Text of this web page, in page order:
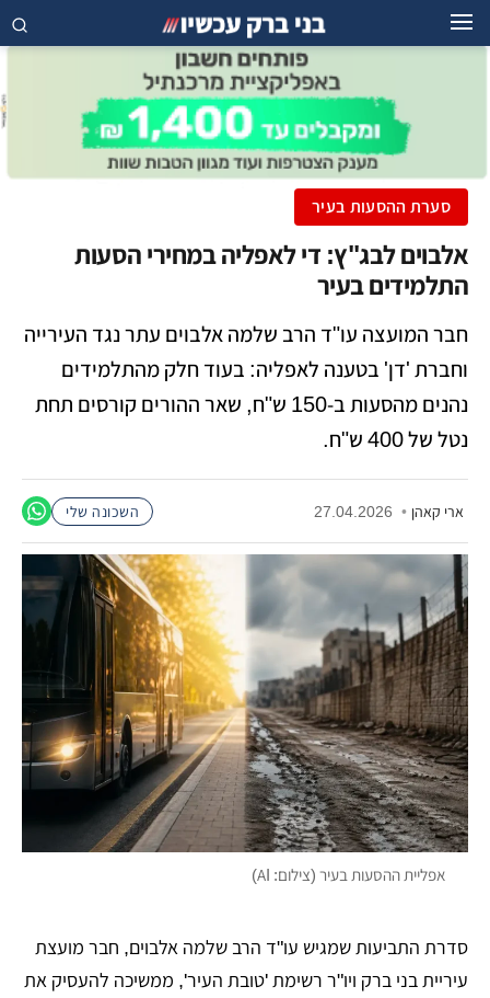
סערת ההסעות בעיר
אלבוים לבג"ץ: די לאפליה במחירי הסעות
התלמידים בעיר
חבר המועצה עו"ד הרב שלמה אלבוים עתר נגד העירייה
וחברת 'דן' בטענה לאפליה: בעוד חלק מהתלמידים
נהנים מהסעות ב-150 ש"ח, שאר ההורים קורסים תחת
נטל של 400 ש"ח.
ארי קאהן •
27.04.2026 השכונה שלי
אפליית ההסעות בעיר (צילום: AI)
סדרת התביעות שמגיש עו"ד הרב שלמה אלבוים, חבר מועצת
עיריית בני ברק ויו"ר רשימת 'טובת העיר', ממשיכה להעסיק את